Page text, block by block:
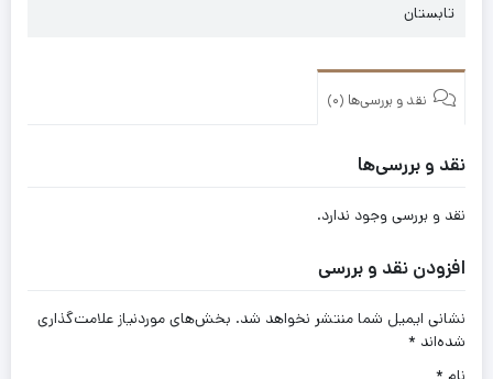
تابستان
نقد و بررسی‌ها (0)
نقد و بررسی‌ها
نقد و بررسی وجود ندارد.
افزودن نقد و بررسی
نشانی ایمیل شما منتشر نخواهد شد. بخش‌های موردنیاز علامت‌گذاری
شده‌اند *